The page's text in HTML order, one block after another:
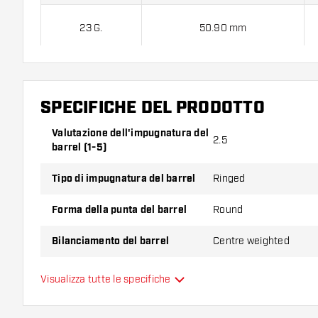
23 G. 50.90 mm
SPECIFICHE DEL PRODOTTO
Valutazione dell'impugnatura del
barrel (1-5)
2.5
Tipo di impugnatura del barrel Ringed
Forma della punta del barrel Round
Bilanciamento del barrel Centre weighted
Materiale delle freccette
Impugnatura della punta del
Visualizza tutte le specifiche